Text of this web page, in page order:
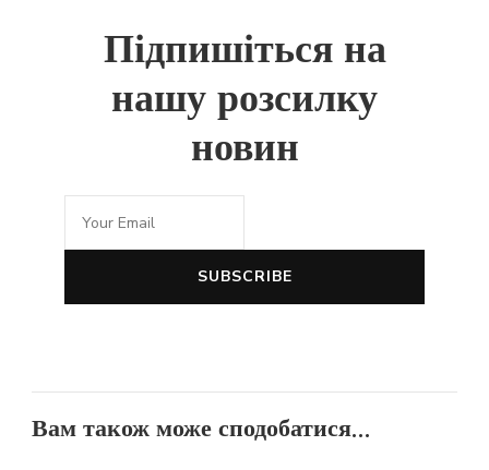
Підпишіться на
нашу розсилку
новин
Вам також може сподобатися...